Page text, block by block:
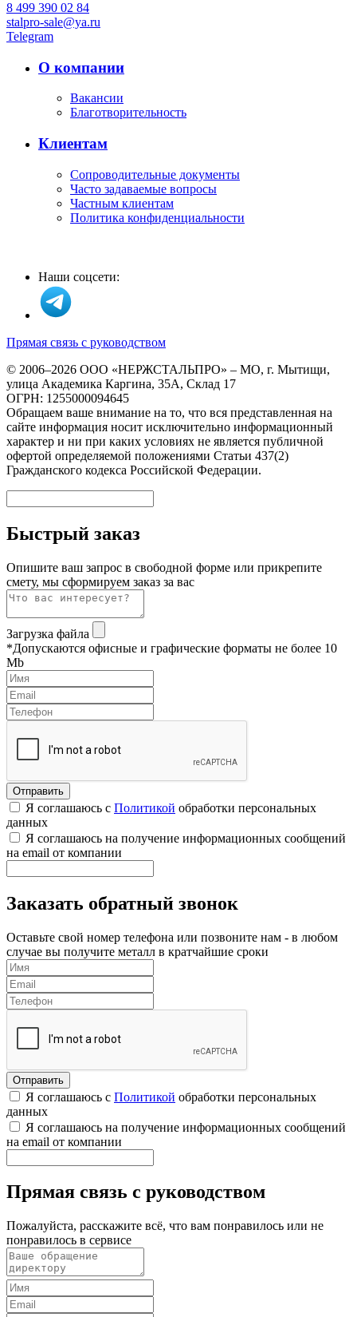
8 499 390 02 84
stalpro-sale@ya.ru
Telegram
О компании
Вакансии
Благотворительность
Клиентам
Сопроводительные документы
Часто задаваемые вопросы
Частным клиентам
Политика конфиденциальности
Наши соцсети:
Прямая связь с руководством
© 2006–2026 ООО «НЕРЖСТАЛЬПРО» – МО, г. Мытищи,
улица Академика Каргина, 35А, Склад 17
ОГРН: 1255000094645
Обращаем ваше внимание на то, что вся представленная на
сайте информация носит исключительно информационный
характер и ни при каких условиях не является публичной
офертой определяемой положениями Статьи 437(2)
Гражданского кодекса Российской Федерации.
Быстрый заказ
Опишите ваш запрос в свободной форме или прикрепите
смету, мы сформируем заказ за вас
Загрузка файла
*Допускаются офисные и графические форматы не более 10
Mb
Я соглашаюсь с Политикой обработки персональных
данных
Я соглашаюсь на получение информационных сообщений
на email от компании
Заказать обратный звонок
Оставьте свой номер телефона или позвоните нам - в любом
случае вы получите металл в кратчайшие сроки
Я соглашаюсь с Политикой обработки персональных
данных
Я соглашаюсь на получение информационных сообщений
на email от компании
Прямая связь с руководством
Пожалуйста, расскажите всё, что вам понравилось или не
понравилось в сервисе